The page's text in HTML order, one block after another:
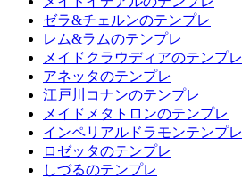
ゼラ&チェルンのテンプレ
レム&ラムのテンプレ
メイドクラウディアのテンプレ
アネッタのテンプレ
江戸川コナンのテンプレ
メイドメタトロンのテンプレ
インペリアルドラモンテンプレ
ロゼッタのテンプレ
しづるのテンプレ